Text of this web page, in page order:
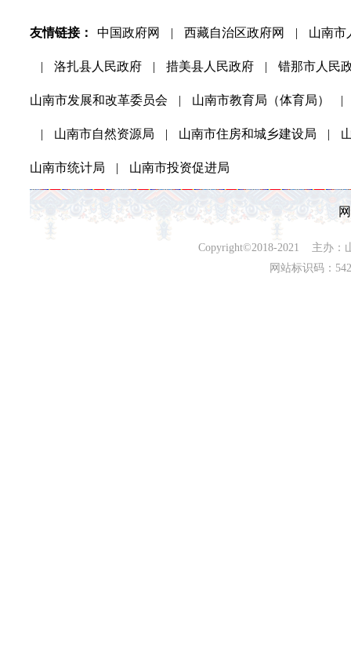
友情链接： 中国政府网 | 西藏自治区政府网 | 山南市
| 洛扎县人民政府 | 措美县人民政府 | 错那市人民
山南市发展和改革委员会 | 山南市教育局（体育局） |
| 山南市自然资源局 | 山南市住房和城乡建设局 |
山南市统计局 | 山南市投资促进局
Copyright©2018-2021 主办：
网站标识码：